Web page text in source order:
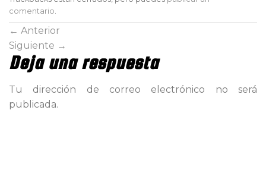
comentario.
← Anterior
Siguiente →
Deja una respuesta
Tu dirección de correo electrónico no será
publicada.